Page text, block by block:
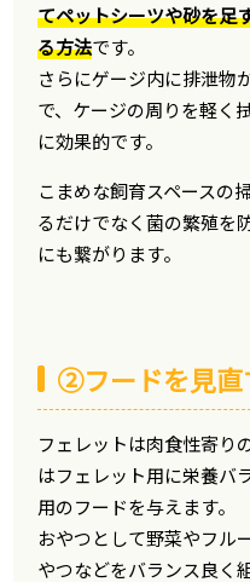
てペットシーツや砂を足
る方法です。
さらにゲージ内に排泄物
で、ケージの周りを軽く
に効果的です。
こまめな飼育スペースの
るだけでなく菌の繁殖を
にも繋がります。
②フードを見直
フェレットは肉食性寄り
はフェレット用に栄養バ
用のフードを与えます。
おやつとして野菜やフル
やつなどをバランス良く